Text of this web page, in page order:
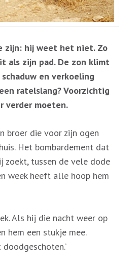
zijn: hij weet het niet. Zo
als zijn pad. De zon klimt
en verkoeling
ratelslang? Voorzichtig
verder moeten.
broer die voor zijn ogen
Het bombardement dat
zoekt, tussen de vele dode
week heeft alle hoop hem
Als hij die nacht weer op
hem een stukje mee.